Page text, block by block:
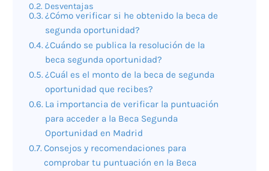
Desventajas
¿Cómo verificar si he obtenido la beca de
segunda oportunidad?
¿Cuándo se publica la resolución de la
beca segunda oportunidad?
¿Cuál es el monto de la beca de segunda
oportunidad que recibes?
La importancia de verificar la puntuación
para acceder a la Beca Segunda
Oportunidad en Madrid
Consejos y recomendaciones para
comprobar tu puntuación en la Beca